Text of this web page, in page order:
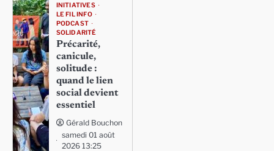
INITIATIVES
LE FIL INFO
PODCAST
SOLIDARITÉ
Précarité,
canicule,
solitude :
quand le lien
social devient
essentiel
Gérald Bouchon
samedi 01 août
2026 13:25